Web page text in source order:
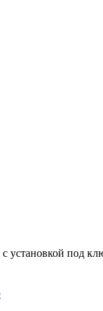
с установкой под